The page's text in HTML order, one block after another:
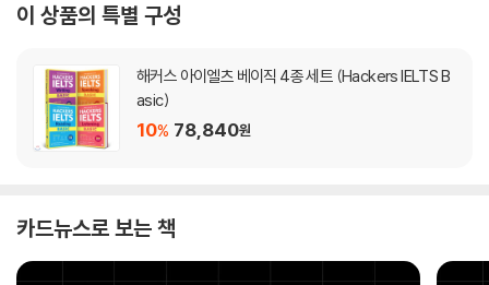
이 상품의 특별 구성
해커스 아이엘츠 베이직 4종 세트 (Hackers IELTS B
asic)
10% 78,840원
카드뉴스로 보는 책